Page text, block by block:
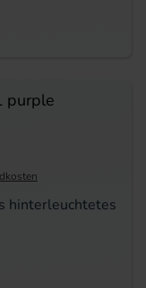
purple
hinterleuchtetes